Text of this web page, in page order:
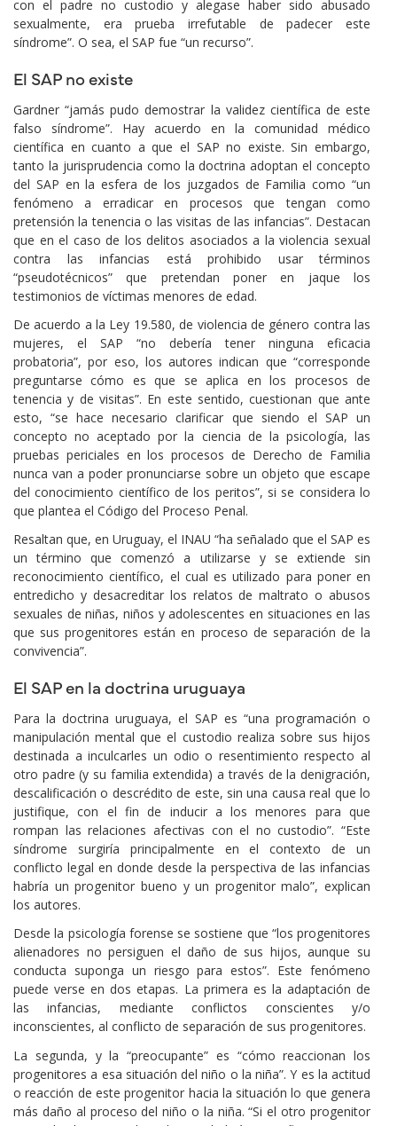
con el padre no custodio y alegase haber sido abusado
sexualmente, era prueba irrefutable de padecer este
síndrome”. O sea, el SAP fue “un recurso”.
El SAP no existe
Gardner “jamás pudo demostrar la validez científica de este
falso síndrome”. Hay acuerdo en la comunidad médico
científica en cuanto a que el SAP no existe. Sin embargo,
tanto la jurisprudencia como la doctrina adoptan el concepto
del SAP en la esfera de los juzgados de Familia como “un
fenómeno a erradicar en procesos que tengan como
pretensión la tenencia o las visitas de las infancias”. Destacan
que en el caso de los delitos asociados a la violencia sexual
contra las infancias está prohibido usar términos
“pseudotécnicos” que pretendan poner en jaque los
testimonios de víctimas menores de edad.
De acuerdo a la Ley 19.580, de violencia de género contra las
mujeres, el SAP “no debería tener ninguna eficacia
probatoria”, por eso, los autores indican que “corresponde
preguntarse cómo es que se aplica en los procesos de
tenencia y de visitas”. En este sentido, cuestionan que ante
esto, “se hace necesario clarificar que siendo el SAP un
concepto no aceptado por la ciencia de la psicología, las
pruebas periciales en los procesos de Derecho de Familia
nunca van a poder pronunciarse sobre un objeto que escape
del conocimiento científico de los peritos”, si se considera lo
que plantea el Código del Proceso Penal.
Resaltan que, en Uruguay, el INAU “ha señalado que el SAP es
un término que comenzó a utilizarse y se extiende sin
reconocimiento científico, el cual es utilizado para poner en
entredicho y desacreditar los relatos de maltrato o abusos
sexuales de niñas, niños y adolescentes en situaciones en las
que sus progenitores están en proceso de separación de la
convivencia”.
El SAP en la doctrina uruguaya
Para la doctrina uruguaya, el SAP es “una programación o
manipulación mental que el custodio realiza sobre sus hijos
destinada a inculcarles un odio o resentimiento respecto al
otro padre (y su familia extendida) a través de la denigración,
descalificación o descrédito de este, sin una causa real que lo
justifique, con el fin de inducir a los menores para que
rompan las relaciones afectivas con el no custodio”. “Este
síndrome surgiría principalmente en el contexto de un
conflicto legal en donde desde la perspectiva de las infancias
habría un progenitor bueno y un progenitor malo”, explican
los autores.
Desde la psicología forense se sostiene que “los progenitores
alienadores no persiguen el daño de sus hijos, aunque su
conducta suponga un riesgo para estos”. Este fenómeno
puede verse en dos etapas. La primera es la adaptación de
las infancias, mediante conflictos conscientes y/o
inconscientes, al conflicto de separación de sus progenitores.
La segunda, y la “preocupante” es “cómo reaccionan los
progenitores a esa situación del niño o la niña”. Y es la actitud
o reacción de este progenitor hacia la situación lo que genera
más daño al proceso del niño o la niña. “Si el otro progenitor